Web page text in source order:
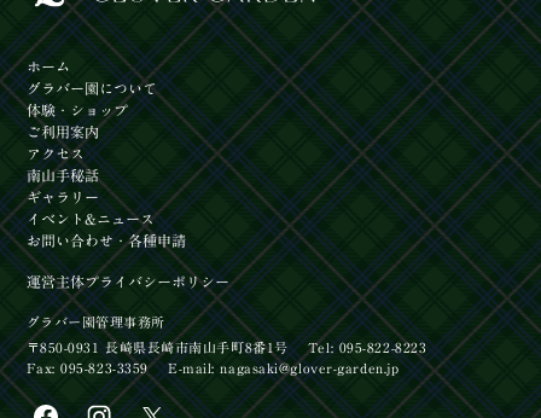
ホーム
グラバー園 について
体験・ショップ
ご利用案内
アクセス
南山手秘話
ギャラリー
イベント &ニュース
お問い合わせ・各種申請
運営主体プライバシーポリシー
グラバー園管理事務所
〒850-0931 長崎県長崎市南山手町8番1号 Tel: 095-822-8223
Fax: 095-823-3359 E-mail:nagasaki@glover-garden.jp